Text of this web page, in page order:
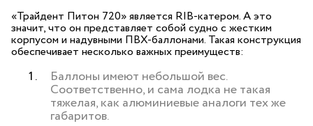
«Трайдент Питон 720» является RIB-катером. А это
значит, что он представляет собой судно с жестким
корпусом и надувными ПВХ-баллонами. Такая конструкция
обеспечивает несколько важных преимуществ:
Баллоны имеют небольшой вес.
Соответственно, и сама лодка не такая
тяжелая, как алюминиевые аналоги тех же
габаритов.